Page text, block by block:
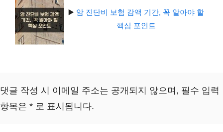
▶️ 암 진단비 보험 감액 기간, 꼭 알아야 할
핵심 포인트
댓글 작성 시 이메일 주소는 공개되지 않으며, 필수 입력
항목은 * 로 표시됩니다.